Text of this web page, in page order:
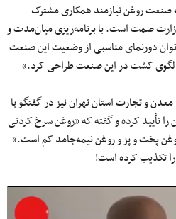
روغن نیازمند همکاری مشترک
صمت است. با برنامه‌ریزی میان‌مدت و
دورنمای مناسبی از وضعیت این صنعت
کشت در این صنعت طراحی کرد.»
و تجارت استان تهران نیز در گفتگو با
تأیید کرده و گفته که «روغن سرخ کردنی
پخت و پز و روغن نیمه‌جامد کم است.»
تکذیب کرده است!